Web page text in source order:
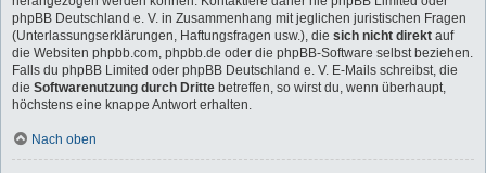
phpBB Deutschland e. V. in Zusammenhang mit jeglichen juristischen Fragen
(Unterlassungserklärungen, Haftungsfragen usw.), die sich nicht direkt auf
die Websiten phpbb.com, phpbb.de oder die phpBB-Software selbst beziehen.
Falls du phpBB Limited oder phpBB Deutschland e. V. E-Mails schreibst, die
die Softwarenutzung durch Dritte betreffen, so wirst du, wenn überhaupt,
höchstens eine knappe Antwort erhalten.
Nach oben